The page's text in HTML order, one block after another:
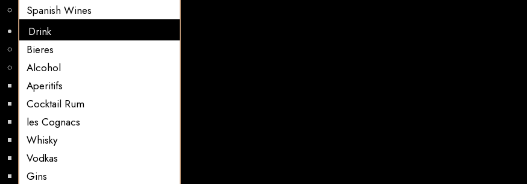
Spanish Wines
Drink
Bieres
Alcohol
Aperitifs
Cocktail Rum
les Cognacs
Whisky
Vodkas
Gins